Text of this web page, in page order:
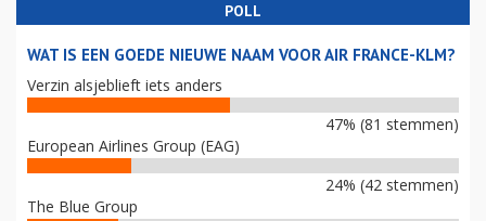
POLL
WAT IS EEN GOEDE NIEUWE NAAM VOOR AIR FRANCE-KLM?
Verzin alsjeblieft iets anders
47% (81 stemmen)
European Airlines Group (EAG)
24% (42 stemmen)
The Blue Group